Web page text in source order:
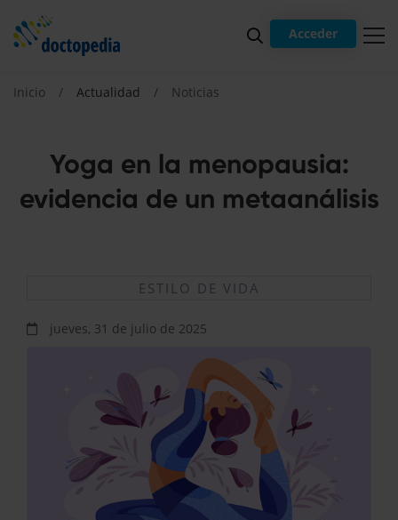
Acceder
Yoga en la menopausia:
evidencia de un metaanálisis
Inicio Actualidad Noticias
ESTILO DE VIDA
jueves, 31 de julio de 2025